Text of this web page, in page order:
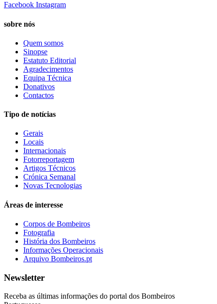
Facebook Instagram
sobre nós
Quem somos
Sinopse
Estatuto Editorial
Agradecimentos
Equipa Técnica
Donativos
Contactos
Tipo de notícias
Gerais
Locais
Internacionais
Fotorreportagem
Artigos Técnicos
Crónica Semanal
Novas Tecnologias
Áreas de interesse
Corpos de Bombeiros
Fotografia
História dos Bombeiros
Informações Operacionais
Arquivo Bombeiros.pt
Newsletter
Receba as últimas informações do portal dos Bombeiros